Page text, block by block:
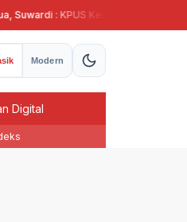
: KPUS Kendal Siap Terlibat
Modern
Digital